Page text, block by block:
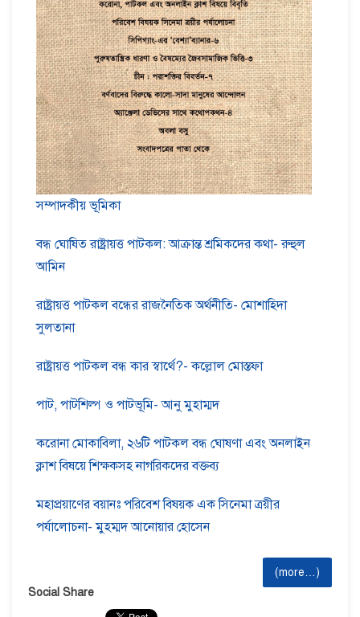
সম্পাদকীয় ভূমিকা
বন্ধ ঘোষিত রাষ্ট্রায়ত্ত পাটকল: আক্রান্ত শ্রমিকদের কথা- রুহুল
আমিন
রাষ্ট্রায়ত্ত পাটকল বন্ধের রাজনৈতিক অর্থনীতি- মোশাহিদা
সুলতানা
রাষ্ট্রায়ত্ত পাটকল বন্ধ কার স্বার্থে?- কল্লোল মোস্তফা
পাট, পাটশিল্প ও পাটভূমি- আনু মুহাম্মদ
করোনা মোকাবিলা, ২৬টি পাটকল বন্ধ ঘোষণা এবং অনলাইন
ক্লাশ বিষয়ে শিক্ষকসহ নাগরিকদের বক্তব্য
মহাপ্রয়াণের বয়ানঃ পরিবেশ বিষয়ক এক সিনেমা ত্রয়ীর
পর্যালোচনা- মুহম্মদ আনোয়ার হোসেন
(more…)
Social Share